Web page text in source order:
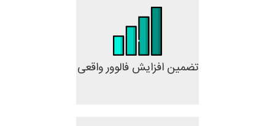
تضمین افزایش فالوور واقعی